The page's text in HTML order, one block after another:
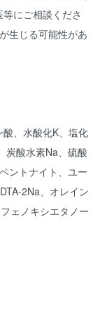
にご相談くださ
生じる可能性があ
、水酸化K、塩化
炭酸水素Na、硫酸
ントナイト、ユー
2Na、オレイン
ェノキシエタノー